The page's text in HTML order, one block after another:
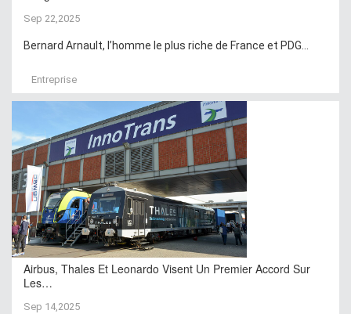
Sep 22,2025
Bernard Arnault, l’homme le plus riche de France et PDG...
Entreprise
Airbus, Thales Et Leonardo Visent Un Premier Accord Sur
Les…
Sep 14,2025